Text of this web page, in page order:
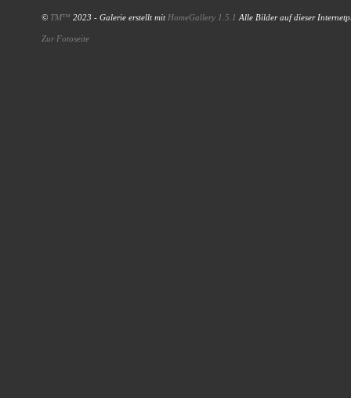
© TM™ 2023 - Galerie erstellt mit HomeGallery 1.5.1Alle Bilder auf dieser
Zur Fotoseite